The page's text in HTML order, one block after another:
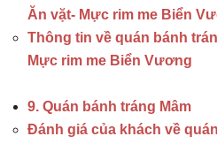
Ăn vặt- Mực rim me Biển
Thông tin về quán bánh
Mực rim me Biển Vương
9. Quán bánh tráng Mâm
Đánh giá của khách về